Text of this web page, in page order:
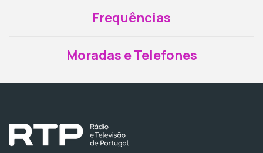
Frequências
Moradas e Telefones